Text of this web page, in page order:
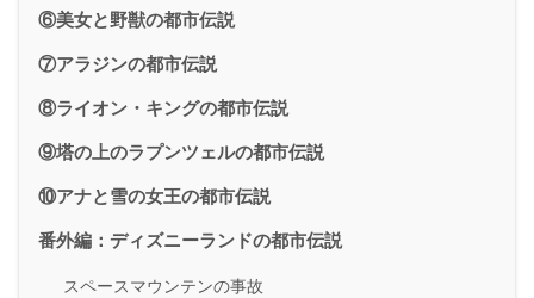
⑥美女と野獣の都市伝説
⑦アラジンの都市伝説
⑧ライオン・キングの都市伝説
⑨塔の上のラプンツェルの都市伝説
⑩アナと雪の女王の都市伝説
番外編：ディズニーランドの都市伝説
スペースマウンテンの事故